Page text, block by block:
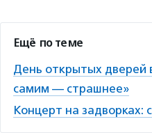
Ещё по теме
День открытых дверей
самим — страшнее»
Концерт на